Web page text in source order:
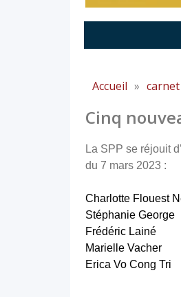
Accueil » carnet
Cinq
La SPP se réjouit
du 7 mars 2023 :
Charlotte Flouest
Stéphanie George
Frédéric Lainé
Marielle Vacher
Erica Vo Cong Tri